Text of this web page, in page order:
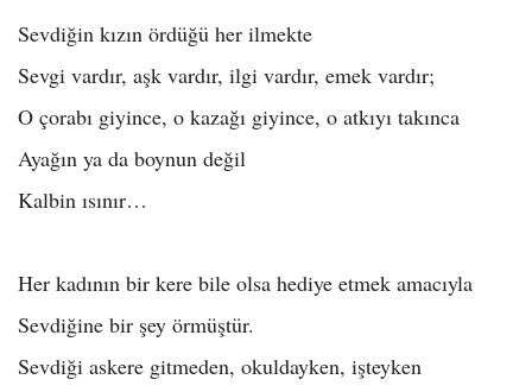
Sevdiğin kızın ördüğü her ilmekte
Sevgi vardır, aşk vardır, ilgi vardır, emek vardır;
O çorabı giyince, o kazağı giyince, o atkıyı takınca
Ayağın ya da boynun değil
Kalbin ısınır…
Her kadının bir kere bile olsa hediye etmek amacıyla
Sevdiğine bir şey örmüştür.
Sevdiği askere gitmeden, okuldayken, işteyken